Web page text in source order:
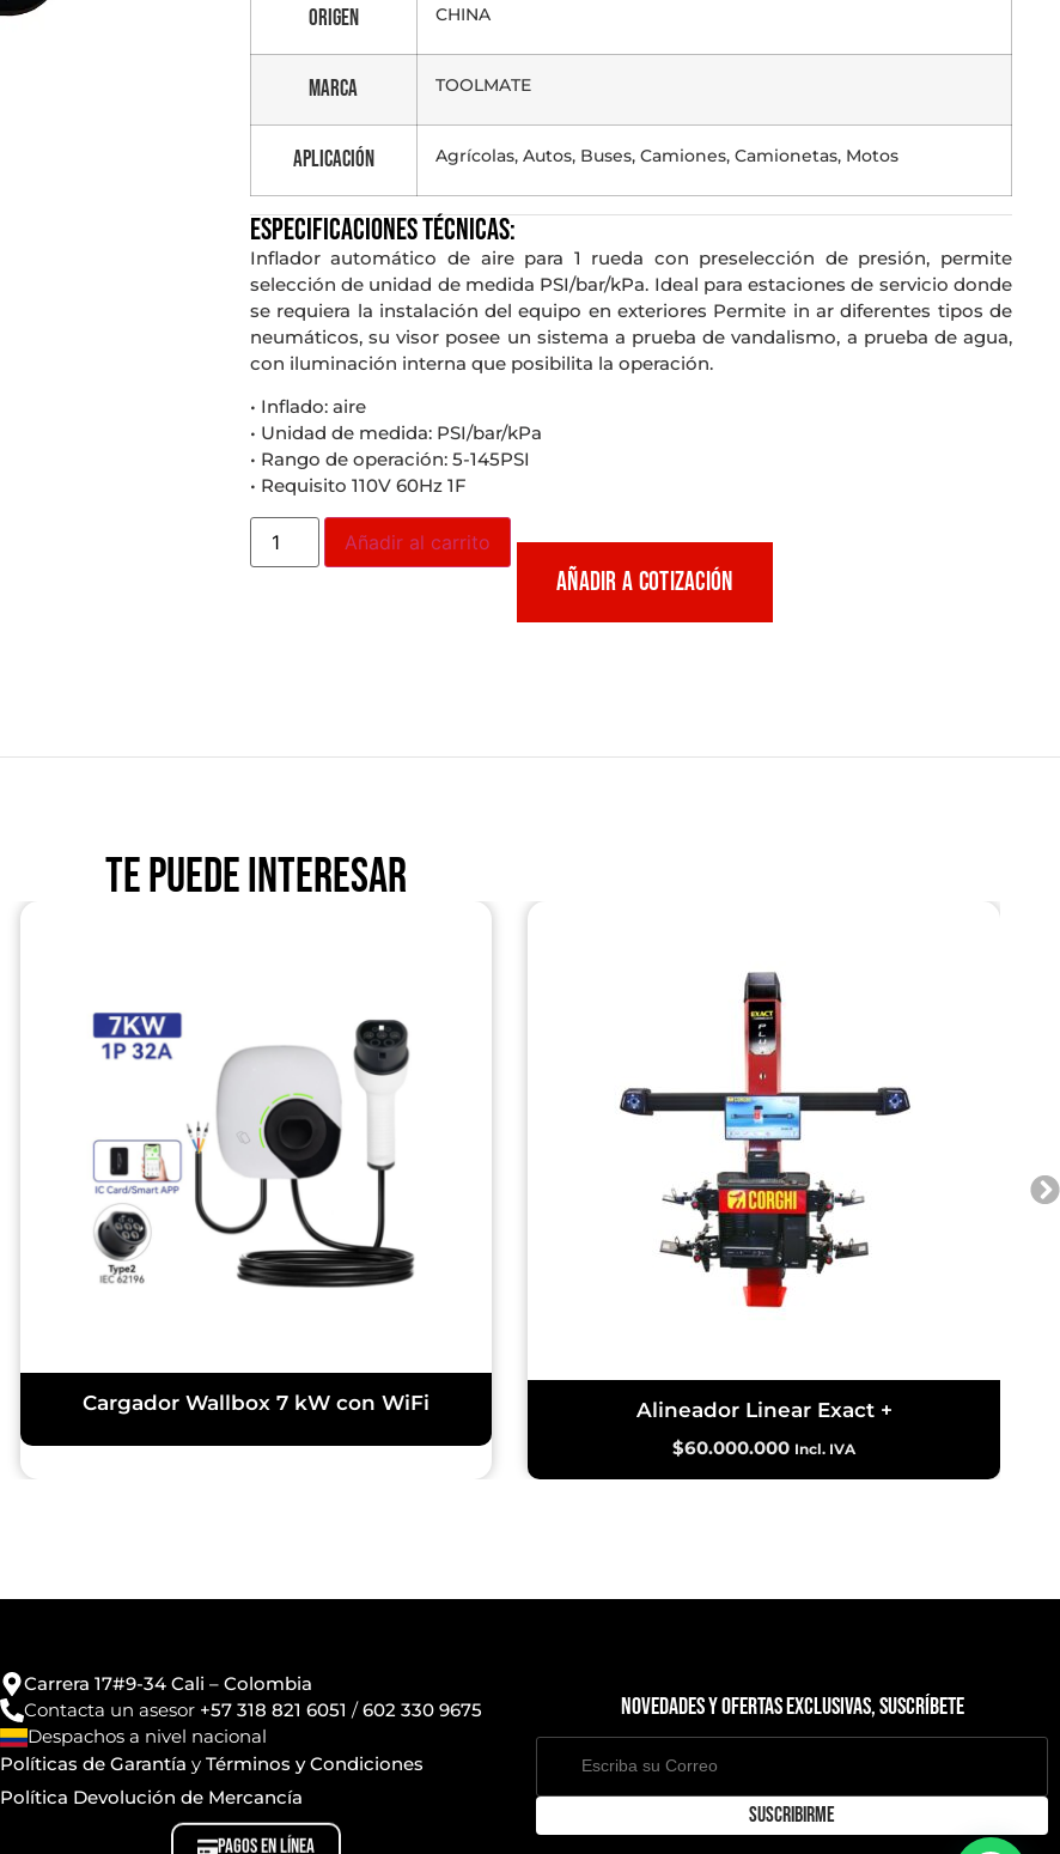
Origen CHINA
Marca TOOLMATE
Aplicación Agrícolas, Autos, Buses, Camiones, Camionetas, Motos
Especificaciones técnicas:
Inflador automático de aire para 1 rueda con preselección de presión, permite
selección de unidad de medida PSI/bar/kPa. Ideal para estaciones de servicio donde
se requiera la instalación del equipo en exteriores Permite in ar diferentes tipos de
neumáticos, su visor posee un sistema a prueba de vandalismo, a prueba de agua,
con iluminación interna que posibilita la operación.
• Inflado: aire
• Unidad de medida: PSI/bar/kPa
• Rango de operación: 5-145PSI
• Requisito 110V 60Hz 1F
Añadir al carrito
AÑADIR A COTIZACIÓN
Te puede interesar
Cargador Wallbox 7 kW con WiFi Alineador Linear Exact +
$60.000.000 Incl. IVA
Carrera 17#9-34 Cali – Colombia
Contacta un asesor +57 318 821 6051 /602 330 9675
Despachos a nivel nacional
Políticas de Garantía y Términos y Condiciones
Política Devolución de Mercancía
PAGOS EN LÍNEA
Novedades y ofertas exclusivas, suscríbete